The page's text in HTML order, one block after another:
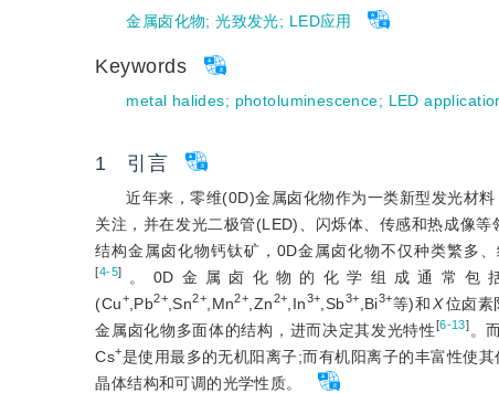
金属卤化物;光致发光; LED应用
Keywords
metal halides; photoluminescence; LED
1 引言
近年来，零维(0D)金属卤化物作为一类新型发光材
关注，并在发光二极管(LED)、闪烁体、传感和热成像
结构金属卤化物钙钛矿，0D金属卤化物不仅种类繁多
[4-5] 。0D金属卤化物的化学组成通常包
(Cu+,Pb2+ ,Sn2+ ,Mn2+ ,Zn2+ ,In3+ ,Sb3+ ,Bi3+等)和 X位卤素
金属卤化物多面体的结构，进而决定其发光特性[6-13] 。
Cs+是使用最多的无机阳离子;而有机阳离子的丰富性使其
晶体结构和可调的光学性质。